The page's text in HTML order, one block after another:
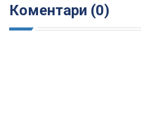
Коментари (0)